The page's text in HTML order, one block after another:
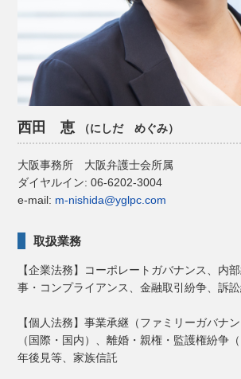
西田 恵 （にしだ めぐみ）
大阪事務所 大阪弁護士会所属
ダイヤルイン: 06-6202-3004
e-mail: m-nishida@yglpc.com
取扱業務
【企業法務】コーポレートガバナンス、内
事・コンプライアンス、金融取引紛争、訴
【個人法務】事業承継（ファミリーガバナ
（国際・国内）、離婚・親権・監護権紛争
年後見等、家族信託